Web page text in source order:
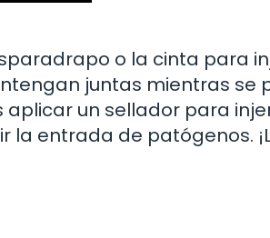
o la cinta para
juntas mientras se
aplicar un sellador para
entrada de patógenos.